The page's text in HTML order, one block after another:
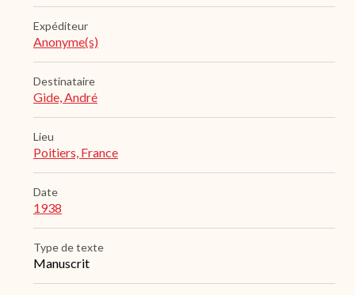
Expéditeur
Anonyme(s)
Destinataire
Gide, André
Lieu
Poitiers, France
Date
1938
Type de texte
Manuscrit